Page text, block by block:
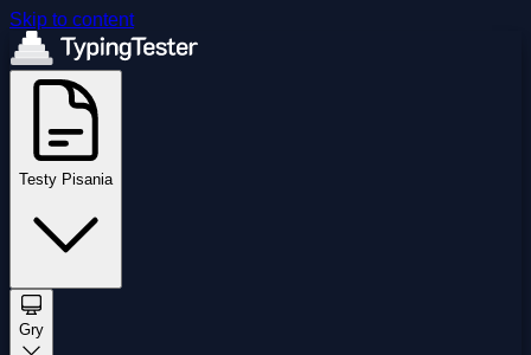
Skip to content
Testy Pisania
Gry